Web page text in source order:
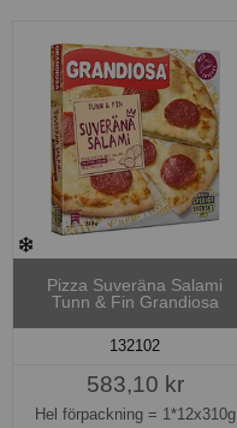
Pizza Suveräna Salami
Tunn & Fin Grandiosa
132102
583,10 kr
Hel förpackning = 1*12x310g